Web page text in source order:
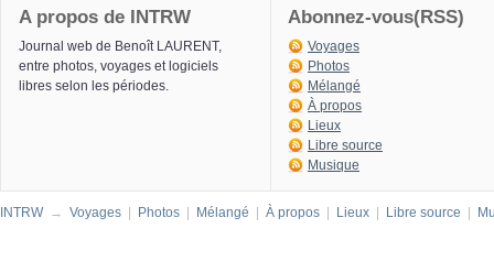
A propos de INTRW
Journal web de Benoît LAURENT,
entre photos, voyages et logiciels
libres selon les périodes.
Abonnez-vous(RSS)
Voyages
Photos
Mélangé
À propos
Lieux
Libre source
Musique
INTRW → Voyages Photos Mélangé À propos Lieux Libre source